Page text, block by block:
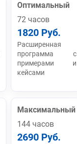
Оптимальный
72 часов
1820 Руб.
Расширенная
программа с
примерами и
кейсами
Максимальный
144 часов
2690 Руб.